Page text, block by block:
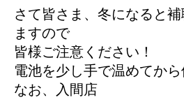
さて皆さま、冬になると
ますので
皆様ご注意ください！
電池を少し手で温めてから
なお、入間店